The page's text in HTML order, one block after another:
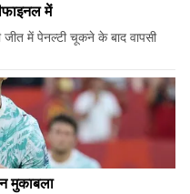
में
जीत में पेनल्टी चूकने के बाद वापसी
मुकाबला